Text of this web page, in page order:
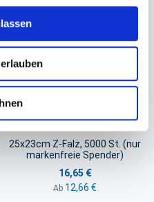
Handtuchpapier 1-lagig natur
25x23cm Z-Falz, 5000 St. (nur
markenfreie Spender)
16,65 €
Ab 12,66 €